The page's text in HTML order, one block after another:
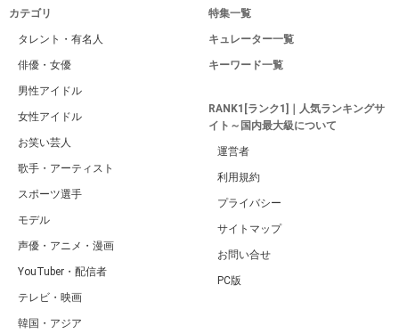
カテゴリ
タレント・有名人
俳優・女優
男性アイドル
女性アイドル
お笑い芸人
歌手・アーティスト
スポーツ選手
モデル
声優・アニメ・漫画
YouTuber・配信者
テレビ・映画
韓国・アジア
特集一覧
キュレーター一覧
キーワード一覧
RANK1[ランク1]｜人気ランキングサ
イト～国内最大級について
運営者
利用規約
プライバシー
サイトマップ
お問い合せ
PC版